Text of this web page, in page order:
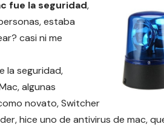
fue la seguridad,
estaba
casi ni me
la seguridad,
, algunas
novato, Switcher
hice uno de antivirus de mac,